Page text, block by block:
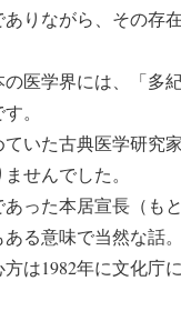
りながら、その存
医学界には、「多
。
いた古典医学研究
せんでした。
った本居宣長（も
る意味で当然な話。
は1982年に文化庁